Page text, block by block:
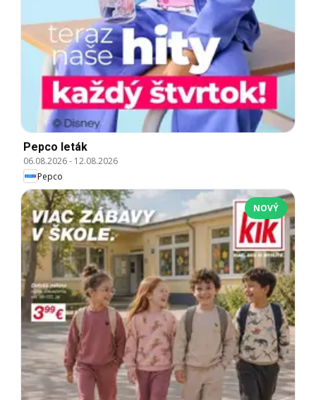
Pepco leták
06.08.2026- 12.08.2026
Pepco
NOVÝ